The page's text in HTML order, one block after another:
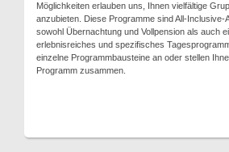
Möglichkeiten erlauben uns, Ihnen vielfältige
anzubieten. Diese Programme sind All-Inclusive-
sowohl Übernachtung und Vollpension als auch
erlebnisreiches und spezifisches
einzelne Programmbausteine an oder stellen
Programm zusammen.